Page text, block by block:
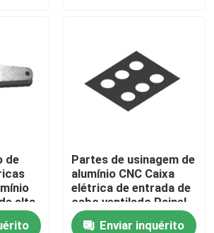
de chapa metálica da precisão
de
alta
Partes de usinagem de
alumínio CNC Caixa
elétrica de entrada de
cabo ventilado Painel
superior do ventilador
Enviar inquérito